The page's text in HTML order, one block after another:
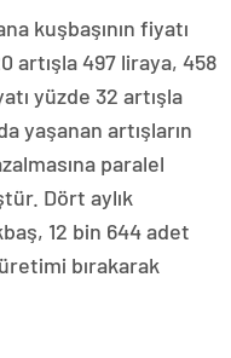
kuşbaşının fiyatı
artışla 497 liraya, 458
yüzde 32 artışla
yaşanan artışların
paralel
Dört aylık
12 bin 644 adet
bırakarak